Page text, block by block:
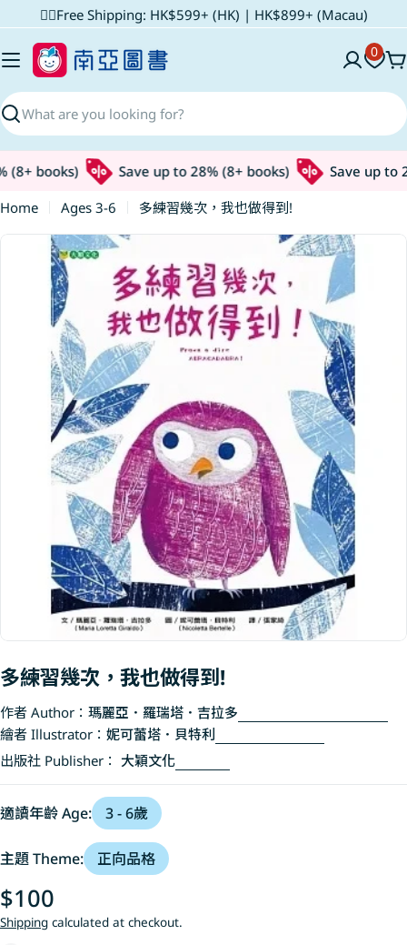
to
content
✌🏼Free Shipping: HK$599+ (HK) | HK$899+ (Macau)
Search
0
books) Save up to 28% (8+ books)
Save up to
Home
Ages 3-6
多練習幾次，我也做得到!
Skip
information
Open media 0 in modal
多練習幾次，我也做得到!
作者 Author： 瑪麗亞．羅瑞塔．吉拉多
繪者 Illustrator： 妮可蕾塔．貝特利
出版社 Publisher： 大穎文化
適讀年齡 Age: 3 - 6歲
主題 Theme: 正向品格
Regular
price
$100
Shipping calculated at checkout.